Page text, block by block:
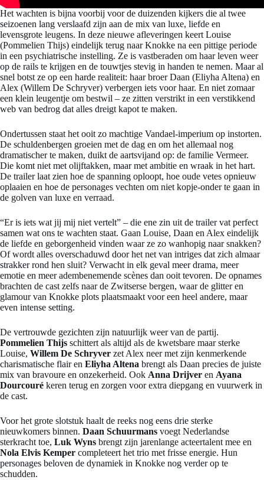
Het wachten is bijna voorbij voor de duizenden kijkers die al twee
seizoenen lang verslaafd zijn aan de mix van luxe, liefde en
levensgrote leugens. In deze nieuwe afleveringen keert Louise
(Pommelien Thijs) eindelijk terug naar Knokke na een pittige periode
in een psychiatrische instelling. Ze is vastberaden om haar leven weer
op de rails te krijgen en de touwtjes stevig in handen te nemen. Maar al
snel botst ze op een harde realiteit: haar broer Daan (Eliyha Altena) en
Alex (Willem De Schryver) verbergen iets voor haar. En niet zomaar
een klein leugentje om bestwil – ze zitten verstrikt in een verstikkend
web van bedrog dat alles dreigt kapot te maken.
Ondertussen staat het ooit zo machtige Vandael-imperium op instorten.
De schuldenbergen groeien met de dag en om het allemaal nog
dramatischer te maken, duikt de aartsvijand op: de familie Vermeer.
Die komt niet met olijftakken, maar met ambitie en wraak in het hart.
De trailer laat zien hoe de spanning oploopt, hoe oude vetes opnieuw
oplaaien en hoe de personages vechten om niet kopje-onder te gaan in
de golven van luxe en verraad.
“Er is iets wat jij mij niet vertelt” – die ene zin uit de trailer vat perfect
samen wat ons te wachten staat. Gaan Louise, Daan en Alex eindelijk
de liefde en geborgenheid vinden waar ze zo wanhopig naar snakken?
Of wordt alles overschaduwd door het net van intriges dat zich almaar
strakker rond hen sluit? Verwacht in elk geval meer drama, meer
emotie en meer adembenemende scènes dan ooit tevoren. De opnames
brachten de cast zelfs naar de Zwitserse bergen, waar de glitter en
glamour van Knokke plots plaatsmaakt voor een heel andere, maar
even intense setting.
De vertrouwde gezichten zijn natuurlijk weer van de partij.
Pommelien Thijs schittert als altijd als de kwetsbare maar sterke
Louise, Willem De Schryver zet Alex neer met zijn kenmerkende
charismatische flair en Eliyha Altena brengt als Daan precies de juiste
mix van bravoure en onzekerheid. Ook Anna Drijver en Ayana
Dourcouré keren terug en zorgen voor extra diepgang en vuurwerk in
de cast.
Voor het grote slotstuk haalt de reeks nog eens drie sterke
nieuwkomers binnen. Daan Schuurmans voegt Nederlandse
sterkracht toe, Luk Wyns brengt zijn jarenlange acteertalent mee en
Nola Elvis Kemper completeert het trio met frisse energie. Hun
personages beloven de dynamiek in Knokke nog verder op te
schudden.